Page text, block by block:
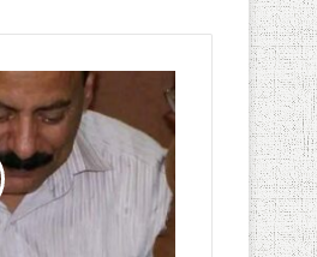
مقطوع
بتلفون